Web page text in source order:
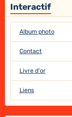
Interactif
Album photo
Contact
Livre d'or
Liens